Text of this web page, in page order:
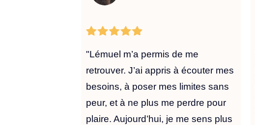
"Lémuel m’a permis de me
retrouver. J’ai appris à écouter mes
besoins, à poser mes limites sans
peur, et à ne plus me perdre pour
plaire. Aujourd’hui, je me sens plus